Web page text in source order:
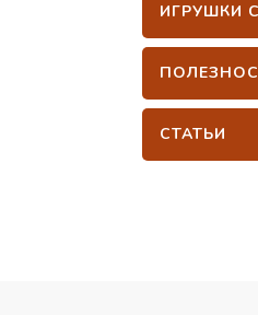
ИГРУШКИ
СТАТЬИ